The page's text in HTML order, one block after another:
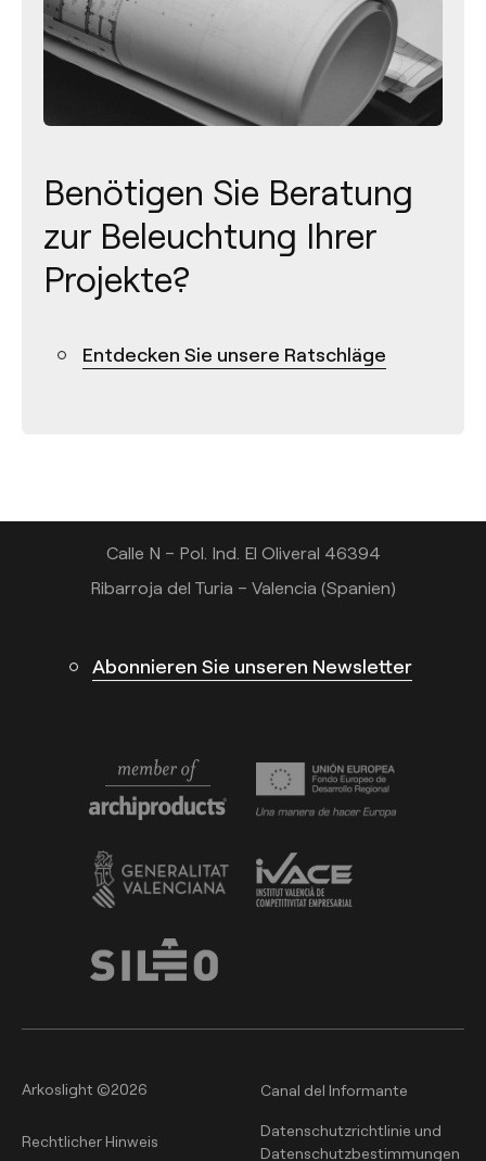
Benötigen Sie Beratung
zur Beleuchtung Ihrer
Projekte?
Entdecken Sie unsere Ratschläge
Kontakt
Calle N – Pol. Ind. El Oliveral 46394
Ribarroja del Turia – Valencia (Spanien)
Abonnieren Sie unseren Newsletter
Arkoslight ©2026 Canal del Informante
Rechtlicher Hinweis
Datenschutzrichtlinie und
Datenschutzbestimmungen